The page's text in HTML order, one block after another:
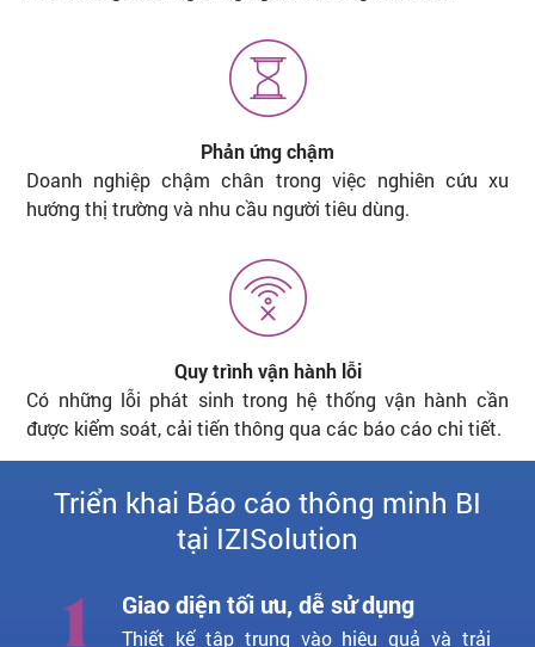
Phản ứng chậm
Doanh nghiệp chậm chân trong việc nghiên cứu xu
hướng thị trường và nhu cầu người tiêu dùng.
Quy trình vận hành lỗi
Có những lỗi phát sinh trong hệ thống vận hành cần
được kiểm soát, cải tiến thông qua các báo cáo chi tiết.
Triển khai Báo cáo thông minh BI
tại IZISolution
Giao diện tối ưu, dễ sử dụng
Thiết kế tập trung vào hiệu quả và trải